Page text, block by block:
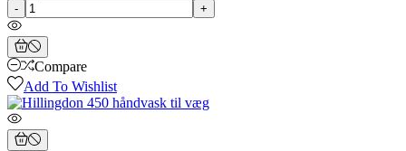
- +
Compare
Add To Wishlist